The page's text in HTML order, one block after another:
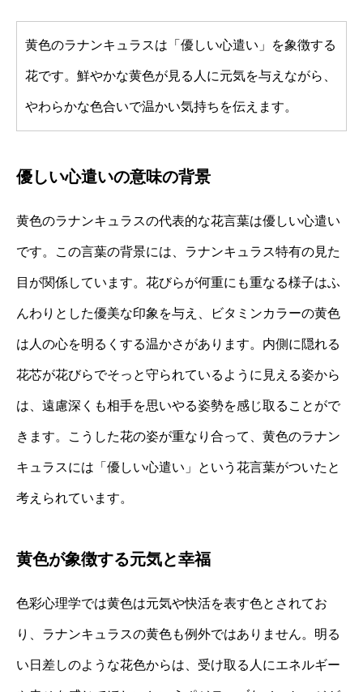
黄色のラナンキュラスは「優しい心遣い」を象徴する
花です。鮮やかな黄色が見る人に元気を与えながら、
やわらかな色合いで温かい気持ちを伝えます。
優しい心遣いの意味の背景
黄色のラナンキュラスの代表的な花言葉は優しい心遣い
です。この言葉の背景には、ラナンキュラス特有の見た
目が関係しています。花びらが何重にも重なる様子はふ
んわりとした優美な印象を与え、ビタミンカラーの黄色
は人の心を明るくする温かさがあります。内側に隠れる
花芯が花びらでそっと守られているように見える姿から
は、遠慮深くも相手を思いやる姿勢を感じ取ることがで
きます。こうした花の姿が重なり合って、黄色のラナン
キュラスには「優しい心遣い」という花言葉がついたと
考えられています。
黄色が象徴する元気と幸福
色彩心理学では黄色は元気や快活を表す色とされてお
り、ラナンキュラスの黄色も例外ではありません。明る
い日差しのような花色からは、受け取る人にエネルギー